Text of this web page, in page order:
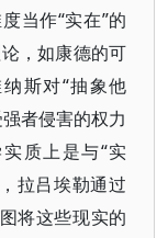
当作“实在”的
，如康德的可
斯对“抽象他
者侵害的权力
质上是与“实
拉吕埃勒通过
将这些现实的